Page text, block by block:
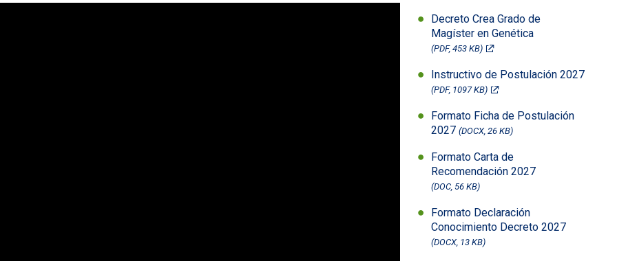
Decreto Crea Grado de
Magíster en Genética
(PDF, 453 KB)
Instructivo de Postulación 2027
(PDF, 1097 KB)
Formato Ficha de Postulación
2027 (DOCX, 26 KB)
Formato Carta de
Recomendación 2027
(DOC, 56 KB)
Formato Declaración
Conocimiento Decreto 2027
(DOCX, 13 KB)